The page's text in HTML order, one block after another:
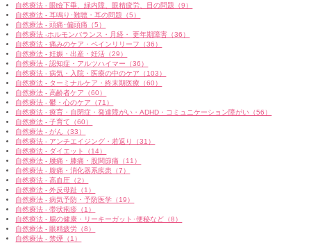
自然療法 - 眼瞼下垂、緑内障、眼精疲労、目の問題（9）
自然療法 - 耳鳴り･難聴・耳の問題（5）
自然療法 - 頭痛･偏頭痛（5）
自然療法 -ホルモンバランス・月経・ 更年期障害（36）
自然療法 - 痛みのケア・ペインリリーフ（36）
自然療法 - 妊娠・出産・妊活（29）
自然療法 - 認知症・アルツハイマー（36）
自然療法 - 病気・入院・医療の中のケア（103）
自然療法 - ターミナルケア・終末期医療（60）
自然療法 - 高齢者ケア（60）
自然療法 - 鬱・心のケア（71）
自然療法 - 療育・自閉症・発達障がい・ADHD・コミュニケーション障がい（56）
自然療法 - 子育て（60）
自然療法 - がん（33）
自然療法 - アンチエイジング・若返り（31）
自然療法 - ダイエット（14）
自然療法 - 腰痛・膝痛・股関節痛（11）
自然療法 - 腹痛・消化器系疾患（7）
自然療法 - 高血圧（2）
自然療法 - 外反母趾（1）
自然療法 - 病気予防・予防医学（19）
自然療法 - 帯状疱疹（1）
自然療法 - 腸の健康・リーキーガット･便秘など（8）
自然療法 - 眼精疲労（8）
自然療法 - 禁煙（1）